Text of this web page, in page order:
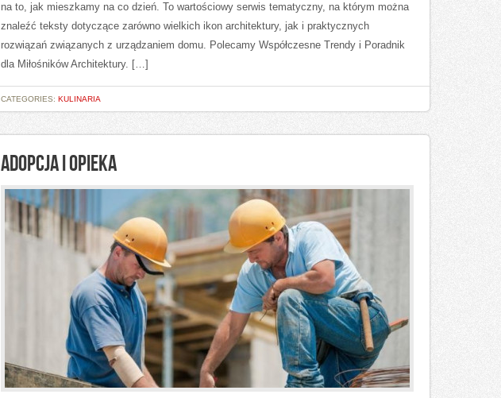
na to, jak mieszkamy na co dzień. To wartościowy serwis tematyczny, na którym można
znaleźć teksty dotyczące zarówno wielkich ikon architektury, jak i praktycznych
rozwiązań związanych z urządzaniem domu. Polecamy Współczesne Trendy i Poradnik
dla Miłośników Architektury. […]
CATEGORIES: KULINARIA
ADOPCJA I OPIEKA